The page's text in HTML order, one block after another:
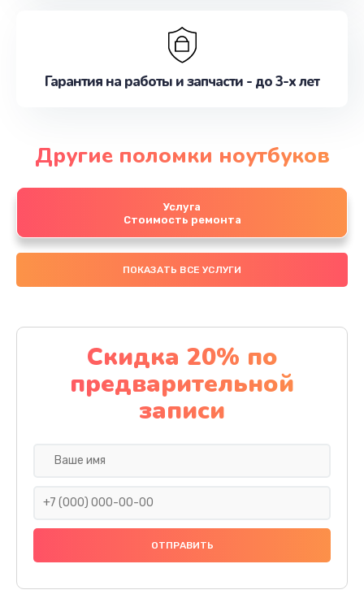
Гарантия на работы и запчасти - до 3-х лет
Другие поломки ноутбуков
Услуга
Стоимость ремонта
ПОКАЗАТЬ ВСЕ УСЛУГИ
Скидка 20% по
предварительной
записи